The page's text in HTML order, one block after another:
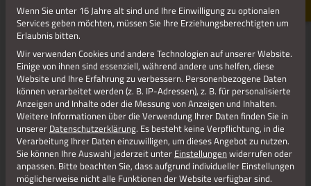
Wenn Sie unter 16 Jahre alt sind und Ihre Einwilligung zu optionalen
Services geben möchten, müssen Sie Ihre Erziehungsberechtigten um
Erlaubnis bitten.
Wir verwenden Cookies und andere Technologien auf unserer Website.
Einige von ihnen sind essenziell, während andere uns helfen, diese
Website und Ihre Erfahrung zu verbessern. Personenbezogene Daten
können verarbeitet werden (z. B. IP-Adressen), z. B. für personalisierte
Anzeigen und Inhalte oder die Messung von Anzeigen und Inhalten.
Weitere Informationen über die Verwendung Ihrer Daten finden Sie in
unserer Datenschutzerklärung. Es besteht keine Verpflichtung, in die
Verarbeitung Ihrer Daten einzuwilligen, um dieses Angebot zu nutzen.
Sie können Ihre Auswahl jederzeit unter Einstellungen widerrufen oder
anpassen. Bitte beachten Sie, dass aufgrund individueller Einstellungen
möglicherweise nicht alle Funktionen der Website verfügbar sind.